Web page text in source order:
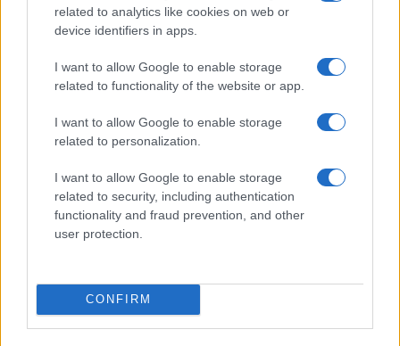
related to analytics like cookies on web or
device identifiers in apps.
I want to allow Google to enable storage
related to functionality of the website or app.
I want to allow Google to enable storage
related to personalization.
I want to allow Google to enable storage
related to security, including authentication
functionality and fraud prevention, and other
user protection.
CONFIRM
NECROLOGIE
Mario Malu
Martina Agostina Diturco